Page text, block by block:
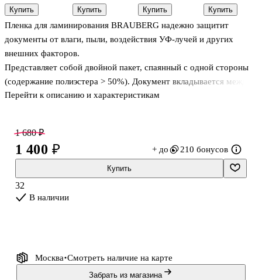
Пленка для ламинирования BRAUBERG надежно защитит
документы от влаги, пыли, воздействия УФ-лучей и других
внешних факторов.
Представляет собой двойной пакет, спаянный с одной стороны
(содержание полиэстера > 50%). Документ вкладывается между
слоями пленки и в дальнейшем подвергается термообработке в
сохраняя яркость изображения.
Пленка для ламинирования BRAUBERG формата А4 (216х303
мм) имеет уникальный состав: полиэтилентерефталат (PET),
этиленвинилацетат (EVA), полиэтилен (LDPE). Промежуточный
Перейти к описанию и характеристикам
100 шт/уп, 30
мкм, гладкая,
GoodMark
Купить
"Boo.
Биология",
мел.картон,
микротекстурирование,
справ.мат-
лы, QR код
Купить
"Boo.
География",
мел.картон,
микротекстурирование,
лы, QR код
Купить
"Boo.
История",
мел.картон,
лы, QR код
Купить
1 680 ₽
1 400 ₽ + до 210 бонусов
Купить
32
В наличии
Москва Смотреть наличие на карте
Забрать из магазина